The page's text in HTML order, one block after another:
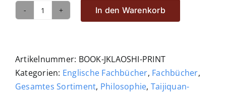
Laoshi
In den Warenkorb
Artikelnummer: BOOK-JKLAOSHI-PRINT
Kategorien: Englische Fachbücher, Fachbücher,
Gesamtes Sortiment, Philosophie, Taijiquan-